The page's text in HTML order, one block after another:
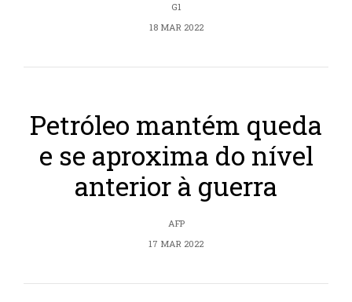
G1
18 MAR 2022
Petróleo mantém queda
e se aproxima do nível
anterior à guerra
AFP
17 MAR 2022